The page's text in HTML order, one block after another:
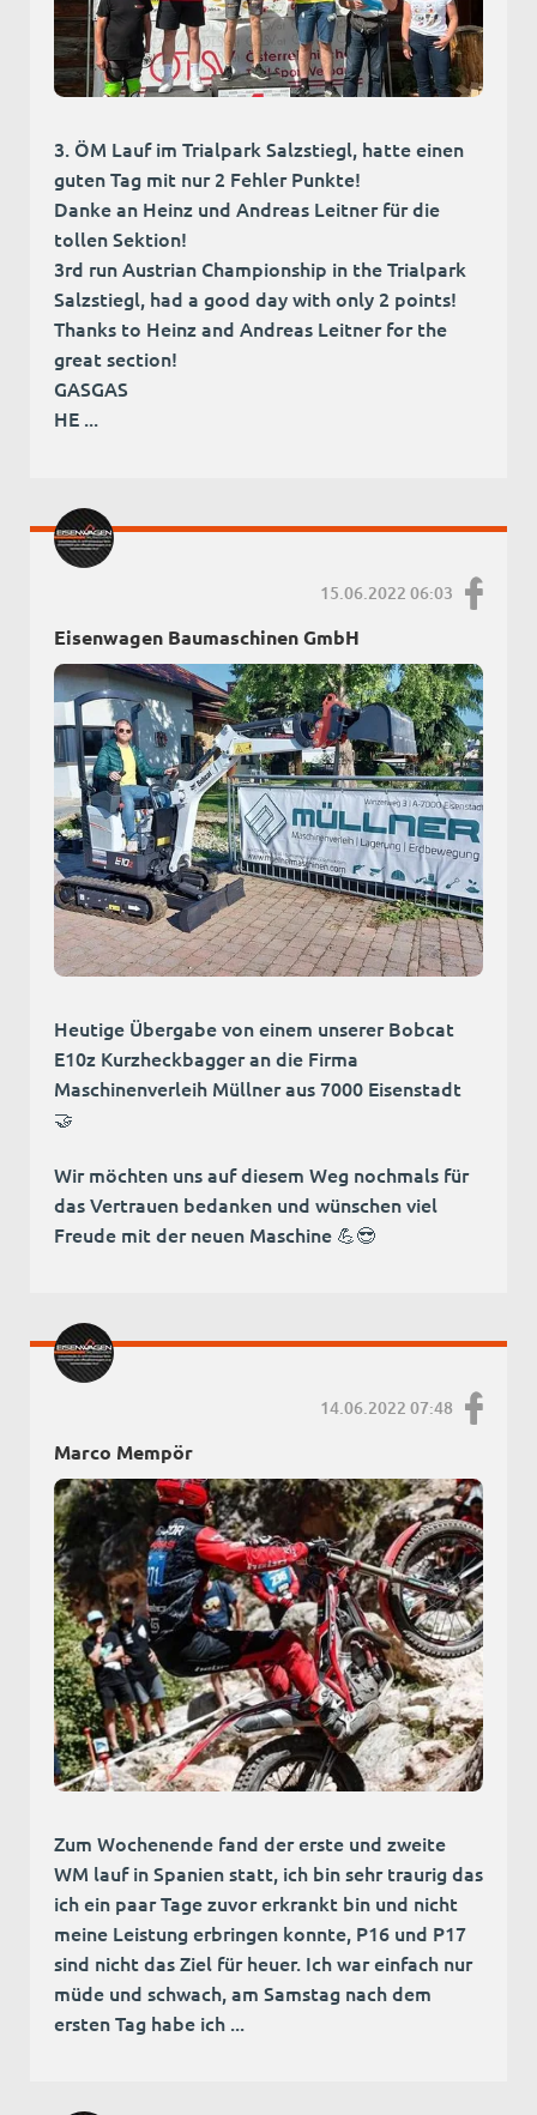
3. ÖM Lauf im Trialpark Salzstiegl, hatte einen
guten Tag mit nur 2 Fehler Punkte!
Danke an Heinz und Andreas Leitner für die
tollen Sektion!
3rd run Austrian Championship in the Trialpark
Salzstiegl, had a good day with only 2 points!
Thanks to Heinz and Andreas Leitner for the
great section!
GASGAS
HE ...
15.06.2022 06:03
Eisenwagen Baumaschinen GmbH
Heutige Übergabe von einem unserer Bobcat
E10z Kurzheckbagger an die Firma
Maschinenverleih Müllner aus 7000 Eisenstadt
🤝
Wir möchten uns auf diesem Weg nochmals für
das Vertrauen bedanken und wünschen viel
Freude mit der neuen Maschine 💪😎
14.06.2022 07:48
Marco Mempör
Zum Wochenende fand der erste und zweite
WM lauf in Spanien statt, ich bin sehr traurig das
ich ein paar Tage zuvor erkrankt bin und nicht
meine Leistung erbringen konnte, P16 und P17
sind nicht das Ziel für heuer. Ich war einfach nur
müde und schwach, am Samstag nach dem
ersten Tag habe ich ...